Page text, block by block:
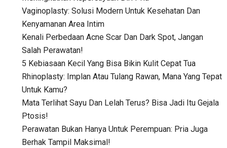
Vaginoplasty: Solusi Modern Untuk Kesehatan Dan
Kenyamanan Area Intim
Kenali Perbedaan Acne Scar Dan Dark Spot, Jangan
Salah Perawatan!
5 Kebiasaan Kecil Yang Bisa Bikin Kulit Cepat Tua
Rhinoplasty: Implan Atau Tulang Rawan, Mana Yang Tepat
Untuk Kamu?
Mata Terlihat Sayu Dan Lelah Terus? Bisa Jadi Itu Gejala
Ptosis!
Perawatan Bukan Hanya Untuk Perempuan: Pria Juga
Berhak Tampil Maksimal!